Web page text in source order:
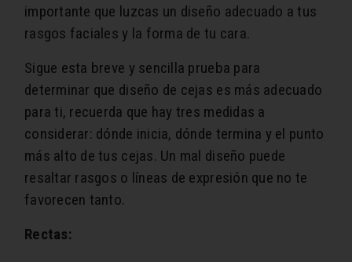
importante que luzcas un diseño adecuado a tus
rasgos faciales y la forma de tu cara.
Sigue esta breve y sencilla prueba para
determinar que diseño de cejas es más adecuado
para ti, recuerda que hay tres medidas a
considerar: dónde inicia, dónde termina y el punto
más alto de tus cejas. Un mal diseño puede
resaltar rasgos o líneas de expresión que no te
favorecen tanto.
Rectas: